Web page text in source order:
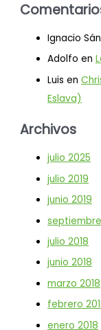
Ignacio
Adolfo en
Luis en
Eslava)
Archivos
julio 2025
julio 2019
junio 2019
julio 2018
junio 2018
marzo 2018
febrero
enero 2018